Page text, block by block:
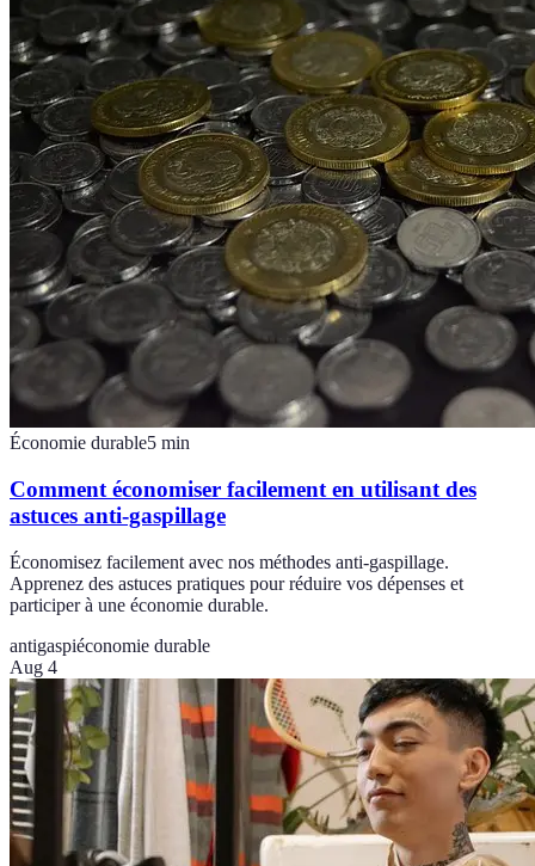
Économie durable5 min
Comment économiser facilement en utilisant des
astuces anti-gaspillage
Économisez facilement avec nos méthodes anti-gaspillage.
Apprenez des astuces pratiques pour réduire vos dépenses et
participer à une économie durable.
antigaspiéconomie durable
Aug 4